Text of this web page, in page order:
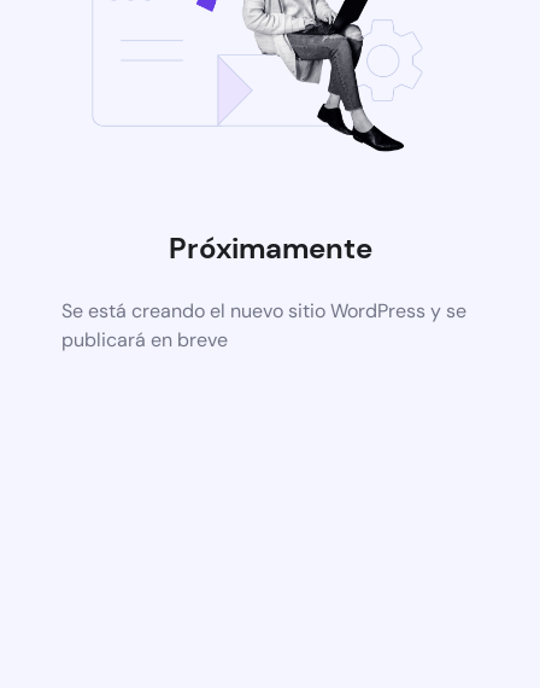
Próximamente
Se está creando el nuevo sitio WordPress y se
publicará en breve